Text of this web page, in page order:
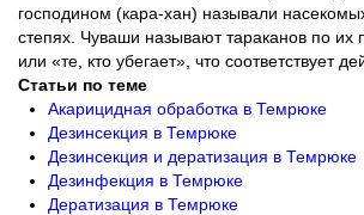
господином (кара-хан) называли
степях. Чуваши называют тараканов по их
или «те, кто убегает», что соответствует
Статьи по теме
Акарицидная обработка в Темрюке
Дезинсекция в Темрюке
Дезинсекция и дератизация в Темрюке
Дезинфекция в Темрюке
Дератизация в Темрюке